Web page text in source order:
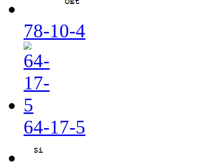
78-10-4
64-17-5